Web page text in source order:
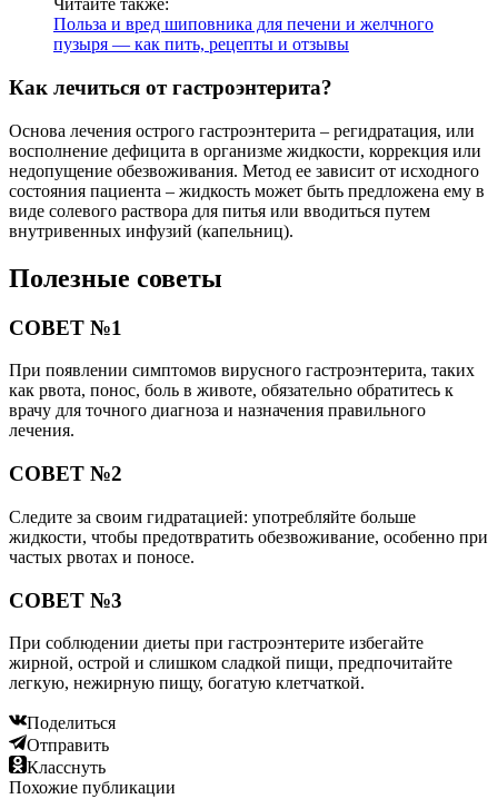
Читайте также:
Польза и вред шиповника для печени и желчного
пузыря — как пить, рецепты и отзывы
Как лечиться от гастроэнтерита?
Основа лечения острого гастроэнтерита – регидратация, или
восполнение дефицита в организме жидкости, коррекция или
недопущение обезвоживания. Метод ее зависит от исходного
состояния пациента – жидкость может быть предложена ему в
виде солевого раствора для питья или вводиться путем
внутривенных инфузий (капельниц).
Полезные советы
СОВЕТ №1
При появлении симптомов вирусного гастроэнтерита, таких
как рвота, понос, боль в животе, обязательно обратитесь к
врачу для точного диагноза и назначения правильного
лечения.
СОВЕТ №2
Следите за своим гидратацией: употребляйте больше
жидкости, чтобы предотвратить обезвоживание, особенно при
частых рвотах и поносе.
СОВЕТ №3
При соблюдении диеты при гастроэнтерите избегайте
жирной, острой и слишком сладкой пищи, предпочитайте
легкую, нежирную пищу, богатую клетчаткой.
Поделиться
Отправить
Класснуть
Похожие публикации